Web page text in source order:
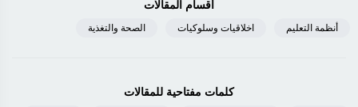
أقسام المقالات
أنظمة التعليم اخلاقيات وسلوكيات الصحة والتغذية
كلمات مفتاحية للمقالات